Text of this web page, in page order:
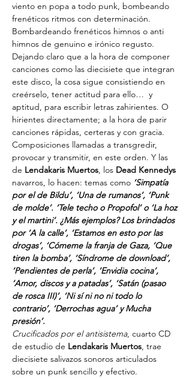
viento en popa a todo punk, bombeando
frenéticos ritmos con determinación.
Bombardeando frenéticos himnos o anti
himnos de genuino e irónico regusto.
Dejando claro que a la hora de componer
canciones como las diecisiete que integran
este disco, la cosa sigue consistiendo en
creérselo, tener actitud para ello…  y
aptitud, para escribir letras zahirientes. O
hirientes directamente; a la hora de parir
canciones rápidas, certeras y con gracia.
Composiciones llamadas a transgredir,
provocar y transmitir, en este orden. Y las
de Lendakaris Muertos, los Dead Kennedys
navarros, lo hacen: temas como ‘Simpatía
por el de Bildu’, ‘Una de rumanos’, ‘Punk
de molde’. ‘Tele techo o Propofol’ o ‘La hoz
y el martini’. ¿Más ejemplos? Los brindados
por ‘A la calle’, ‘Estamos en esto por las
drogas’, ‘Cómeme la franja de Gaza, ‘Que
tiren la bomba’, ‘Síndrome de download’,
‘Pendientes de perla’, ‘Envidia cocina’,
‘Amor, discos y a patadas’, ‘Satán (pasao
de rosca III)’, ‘Ni sí ni no ni todo lo
contrario’, ‘Derrochas agua’ y Mucha
presión’.
Crucificados por el antisistema, cuarto CD
de estudio de Lendakaris Muertos, trae
diecisiete salivazos sonoros articulados
sobre un punk sencillo y efectivo.